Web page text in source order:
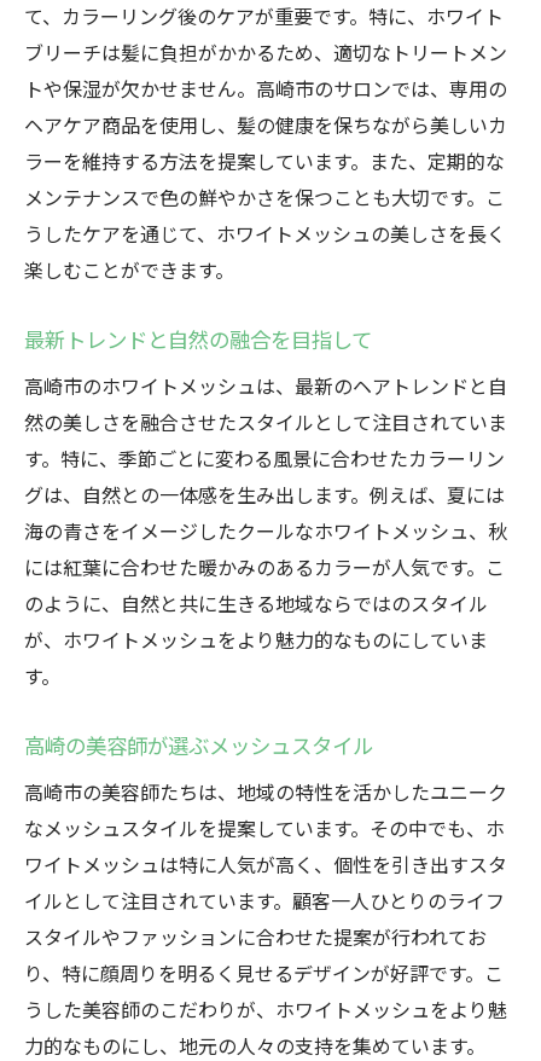
て、カラーリング後のケアが重要です。特に、ホワイト
ブリーチは髪に負担がかかるため、適切なトリートメン
トや保湿が欠かせません。高崎市のサロンでは、専用の
ヘアケア商品を使用し、髪の健康を保ちながら美しいカ
ラーを維持する方法を提案しています。また、定期的な
メンテナンスで色の鮮やかさを保つことも大切です。こ
うしたケアを通じて、ホワイトメッシュの美しさを長く
楽しむことができます。
最新トレンドと自然の融合を目指して
高崎市のホワイトメッシュは、最新のヘアトレンドと自
然の美しさを融合させたスタイルとして注目されていま
す。特に、季節ごとに変わる風景に合わせたカラーリン
グは、自然との一体感を生み出します。例えば、夏には
海の青さをイメージしたクールなホワイトメッシュ、秋
には紅葉に合わせた暖かみのあるカラーが人気です。こ
のように、自然と共に生きる地域ならではのスタイル
が、ホワイトメッシュをより魅力的なものにしていま
す。
高崎の美容師が選ぶメッシュスタイル
高崎市の美容師たちは、地域の特性を活かしたユニーク
なメッシュスタイルを提案しています。その中でも、ホ
ワイトメッシュは特に人気が高く、個性を引き出すスタ
イルとして注目されています。顧客一人ひとりのライフ
スタイルやファッションに合わせた提案が行われてお
り、特に顔周りを明るく見せるデザインが好評です。こ
うした美容師のこだわりが、ホワイトメッシュをより魅
力的なものにし、地元の人々の支持を集めています。